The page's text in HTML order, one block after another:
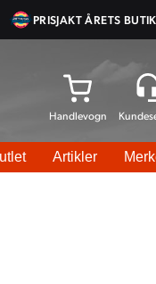
PRISJAKT ÅRETS
Artikler